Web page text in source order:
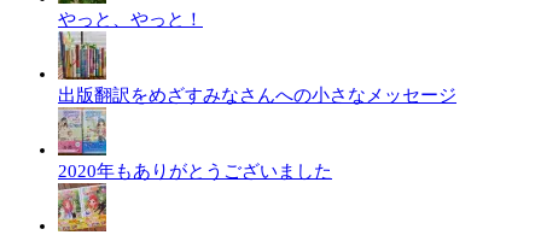
やっと、やっと！
出版翻訳をめざすみなさんへの小さなメッセージ
2020年もありがとうございました